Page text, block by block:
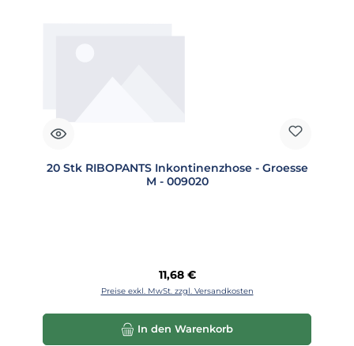
20 Stk RIBOPANTS Inkontinenzhose - Groesse
M - 009020
Regulärer Preis:
11,68 €
Preise exkl. MwSt. zzgl. Versandkosten
In den Warenkorb